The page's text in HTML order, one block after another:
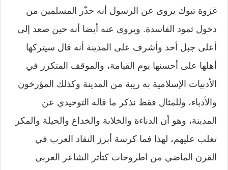
غزوة تبوك يروى عن الرسول أنه حذّر المسلمين من
دخول ثمود الفاسدة. ويروى عنه أيضا أنه حين صعد إلى
أعلى جبل أحد وأشرف على المدينة أنه قال سيتركها
أهلها على أحسنها يوم القيامة، والموقف المتكرر في
الأدبيات الإسلامية به ريبة من المدينة وكذلك المؤرخون
والأدباء، وللمثال فقط نذكر ما قاله التوحيدي عن
المدينة، وهو أن الدناءة والخلابة والخداع والحيلة والمكر
تغلب عليهم، لهذا فما كرسة أبرز النقاد العرب في
القرن الماضي من اطروحات كتأثر الشاعر العربي